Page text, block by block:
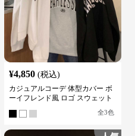
¥4,850 (税込)
カジュアルコーデ 体型カバー ボ
ーイフレンド風 ロゴ スウェット
全3色